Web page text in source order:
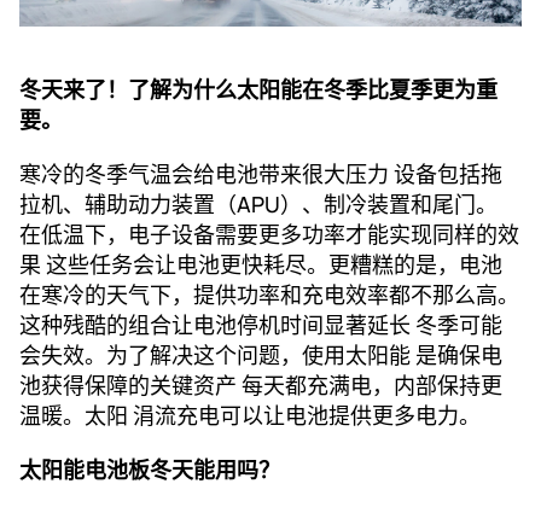
冬天来了！了解为什么太阳能在冬季比夏季更为重
要。
寒冷的冬季气温会给电池带来很大压力 设备包括拖
拉机、辅助动力装置（APU）、制冷装置和尾门。
在低温下，电子设备需要更多功率才能实现同样的效
果 这些任务会让电池更快耗尽。更糟糕的是，电池
在寒冷的天气下，提供功率和充电效率都不那么高。
这种残酷的组合让电池停机时间显著延长 冬季可能
会失效。为了解决这个问题，使用太阳能 是确保电
池获得保障的关键资产 每天都充满电，内部保持更
温暖。太阳 涓流充电可以让电池提供更多电力。
太阳能电池板冬天能用吗？